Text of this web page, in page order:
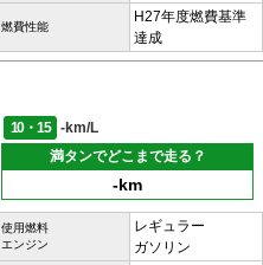
燃費性能
H27年度燃費基準
達成
10・15
-km/L
満タンでどこまで走る？
-km
使用燃料
エンジン
レギュラー
ガソリン